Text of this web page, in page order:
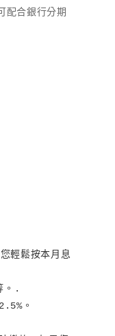
配合銀行分期
輕鬆按本月息
。.
。